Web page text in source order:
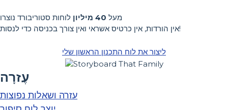
מעל 40 מיליון
לוחות סטוריבורד נוצרו
אין הורדות, אין כרטיס אשראי ואין צורך בכניסה כדי לנסות!
ליצור את לוח התכנון הראשון שלי
עֶזרָה
עזרה ושאלות נפוצות